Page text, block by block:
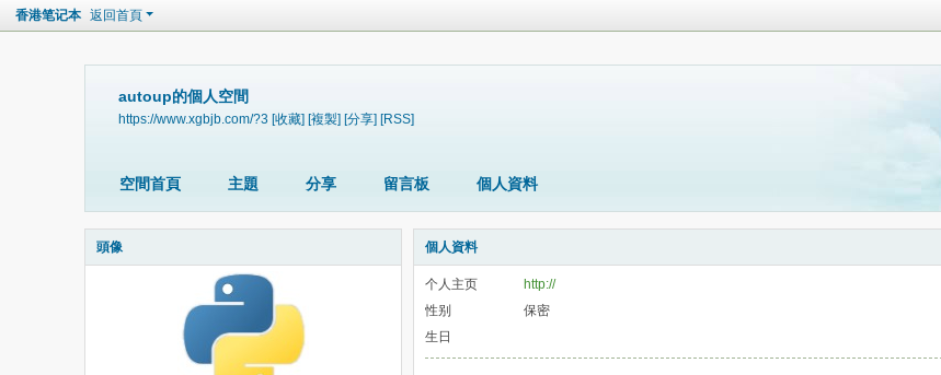
香港笔记本 返回首頁
autoup的個人空間
https://www.xgbjb.com/?3 [收藏] [複製] [分享] [RSS]
空間首頁 主題 分享 留言板 個人資料
頭像 個人資料
个人主页
http://
性别
保密
生日